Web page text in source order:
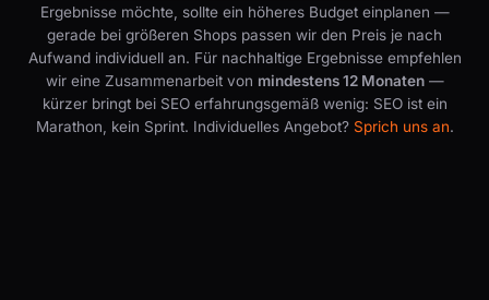
Ergebnisse möchte, sollte ein höheres Budget einplanen —
gerade bei größeren Shops passen wir den Preis je nach
Aufwand individuell an. Für nachhaltige Ergebnisse empfehlen
wir eine Zusammenarbeit von mindestens 12 Monaten—
kürzer bringt bei SEO erfahrungsgemäß wenig: SEO ist ein
Marathon, kein Sprint. Individuelles Angebot? Sprich uns an.